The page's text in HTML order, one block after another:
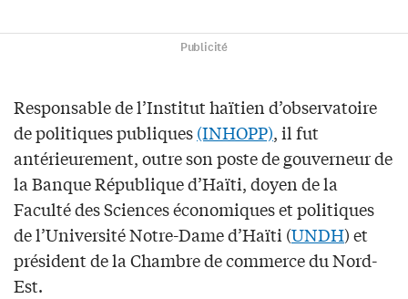
Publicité
Responsable de l’Institut haïtien d’observatoire
de politiques publiques(INHOPP), il fut
antérieurement, outre son poste de gouverneur de
la Banque République d’Haïti, doyen de la
Faculté des Sciences économiques et politiques
de l’Université Notre-Dame d’Haïti (UNDH) et
président de la Chambre de commerce du Nord-
Est.